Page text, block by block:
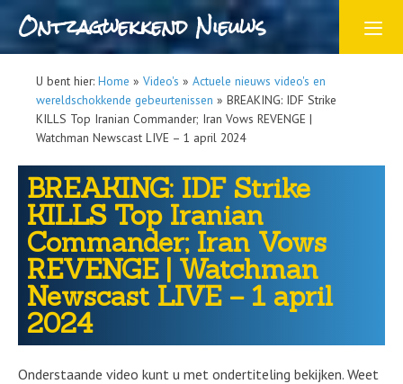
Ontzagwekkend Nieuws
U bent hier: Home » Video's » Actuele nieuws video's en
wereldschokkende gebeurtenissen » BREAKING: IDF Strike
KILLS Top Iranian Commander; Iran Vows REVENGE |
Watchman Newscast LIVE – 1 april 2024
BREAKING: IDF Strike
KILLS Top Iranian
Commander; Iran Vows
REVENGE | Watchman
Newscast LIVE – 1 april
2024
Onderstaande video kunt u met ondertiteling bekijken. Weet